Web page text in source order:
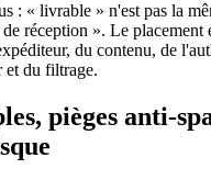
: « livrable » n'est pas la
réception ». Le placement
du contenu, de
et du filtrage.
pièges anti-